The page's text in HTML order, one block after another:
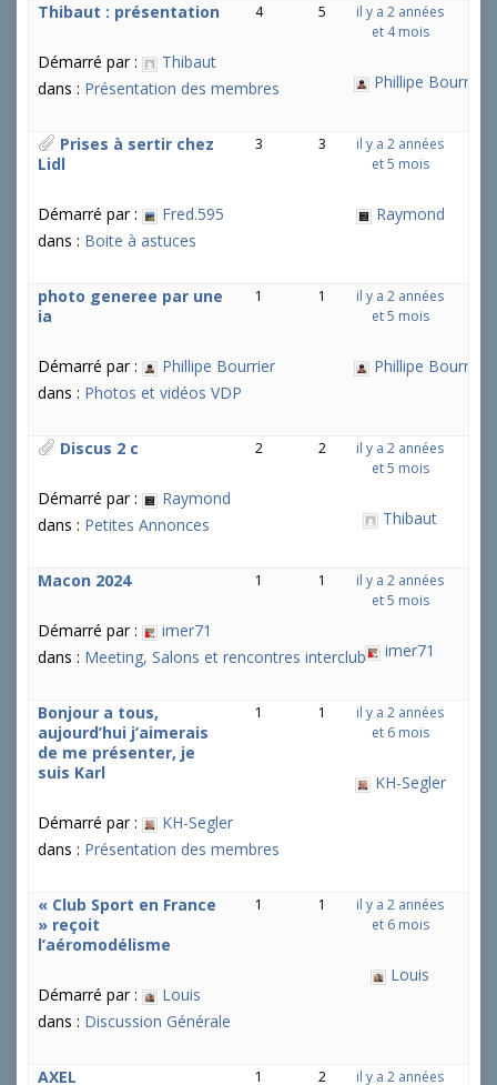
Thibaut : présentation
Démarré par :
Thibaut
dans : Présentation des membres
4 5
il y a 2 années
et 4 mois
Phillipe Bourrier
Prises à sertir chez
Lidl
Démarré par :
Fred.595
dans : Boite à astuces
3 3
il y a 2 années
et 5 mois
Raymond
photo generee par une
ia
Démarré par :
Phillipe Bourrier
dans : Photos et vidéos VDP
1 1
il y a 2 années
et 5 mois
Phillipe Bourrier
Discus 2 c
Démarré par :
Raymond
dans : Petites Annonces
2 2
il y a 2 années
et 5 mois
Thibaut
Macon 2024
Démarré par :
imer71
dans : Meeting, Salons et rencontres interclub
1 1
il y a 2 années
et 5 mois
imer71
Bonjour a tous,
aujourd’hui j’aimerais
de me présenter, je
suis Karl
Démarré par :
KH-Segler
dans : Présentation des membres
1 1
il y a 2 années
et 6 mois
KH-Segler
« Club Sport en France
» reçoit
l’aéromodélisme
Démarré par :
Louis
dans : Discussion Générale
1 1
il y a 2 années
et 6 mois
Louis
AXEL 1 2
il y a 2 années